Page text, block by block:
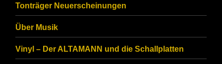
human.
Tonträger Neuerscheinungen
Über Musik
Vinyl – Der ALTAMANN und die Schallplatten